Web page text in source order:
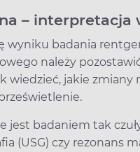
– interpretacja
wyniku badania
należy
wiedzieć, jakie zmiany
jest badaniem tak
(USG) czy rezonans